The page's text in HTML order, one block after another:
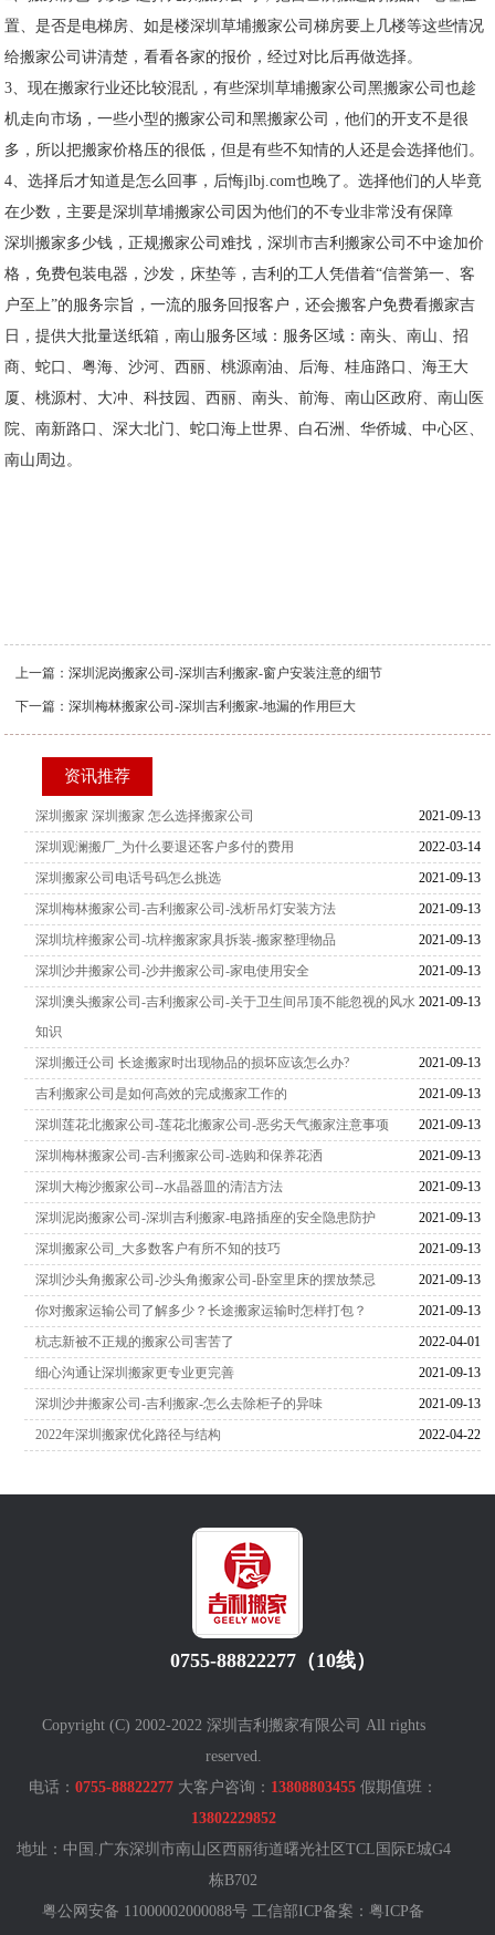
置、是否是电梯房、如是楼深圳草埔搬家公司梯房要上几楼等这些情况
给搬家公司讲清楚，看看各家的报价，经过对比后再做选择。
3、现在搬家行业还比较混乱，有些深圳草埔搬家公司黑搬家公司也趁
机走向市场，一些小型的搬家公司和黑搬家公司，他们的开支不是很
多，所以把搬家价格压的很低，但是有些不知情的人还是会选择他们。
4、选择后才知道是怎么回事，后悔jlbj.com也晚了。选择他们的人毕竟
在少数，主要是深圳草埔搬家公司因为他们的不专业非常没有保障
深圳搬家多少钱，正规搬家公司难找，深圳市吉利搬家公司不中途加价
格，免费包装电器，沙发，床垫等，吉利的工人凭借着“信誉第一、客
户至上”的服务宗旨，一流的服务回报客户，还会搬客户免费看搬家吉
日，提供大批量送纸箱，南山服务区域：服务区域：南头、南山、招
商、蛇口、粤海、沙河、西丽、桃源南油、后海、桂庙路口、海王大
厦、桃源村、大冲、科技园、西丽、南头、前海、南山区政府、南山医
院、南新路口、深大北门、蛇口海上世界、白石洲、华侨城、中心区、
南山周边。
上一篇：深圳泥岗搬家公司-深圳吉利搬家-窗户安装注意的细节
下一篇：深圳梅林搬家公司-深圳吉利搬家-地漏的作用巨大
资讯推荐
2021-09-13
深圳搬家 深圳搬家 怎么选择搬家公司
2022-03-14
深圳观澜搬厂_为什么要退还客户多付的费用
2021-09-13
深圳搬家公司电话号码怎么挑选
2021-09-13
深圳梅林搬家公司-吉利搬家公司-浅析吊灯安装方法
2021-09-13
深圳坑梓搬家公司-坑梓搬家家具拆装-搬家整理物品
2021-09-13
深圳沙井搬家公司-沙井搬家公司-家电使用安全
2021-09-13
深圳澳头搬家公司-吉利搬家公司-关于卫生间吊顶不能忽视的风水
知识
2021-09-13
深圳搬迁公司 长途搬家时出现物品的损坏应该怎么办?
2021-09-13
吉利搬家公司是如何高效的完成搬家工作的
2021-09-13
深圳莲花北搬家公司-莲花北搬家公司-恶劣天气搬家注意事项
2021-09-13
深圳梅林搬家公司-吉利搬家公司-选购和保养花洒
2021-09-13
深圳大梅沙搬家公司--水晶器皿的清洁方法
2021-09-13
深圳泥岗搬家公司-深圳吉利搬家-电路插座的安全隐患防护
2021-09-13
深圳搬家公司_大多数客户有所不知的技巧
2021-09-13
深圳沙头角搬家公司-沙头角搬家公司-卧室里床的摆放禁忌
2021-09-13
你对搬家运输公司了解多少？长途搬家运输时怎样打包？
2022-04-01
杭志新被不正规的搬家公司害苦了
2021-09-13
细心沟通让深圳搬家更专业更完善
2021-09-13
深圳沙井搬家公司-吉利搬家-怎么去除柜子的异味
2022-04-22
2022年深圳搬家优化路径与结构
0755-88822277（10线）
Copyright (C) 2002-2022 深圳吉利搬家有限公司 All rights
reserved.
电话：0755-88822277 大客户咨询： 13808803455 假期值班：
13802229852
地址：中国.广东深圳市南山区西丽街道曙光社区TCL国际E城G4
栋B702
粤公网安备 11000002000088号 工信部ICP备案：粤ICP备